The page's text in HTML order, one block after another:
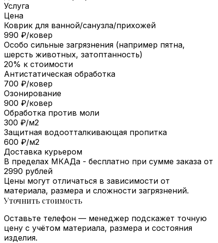
Услуга
Цена
Коврик для ванной/санузла/прихожей
990 ₽/ковер
Особо сильные загрязнения (например пятна,
шерсть животных, затоптанность)
20% к стоимости
Антистатическая обработка
700 ₽/ковер
Озонирование
900 ₽/ковер
Обработка против моли
300 ₽/м2
Защитная водоотталкивающая пропитка
600 ₽/м2
Доставка курьером
В пределах МКАДа - бесплатно при сумме заказа от
2990 рублей
Цены могут отличаться в зависимости от
материала, размера и сложности загрязнений.
Уточнить стоимость
Оставьте телефон — менеджер подскажет точную
цену с учётом материала, размера и состояния
изделия.